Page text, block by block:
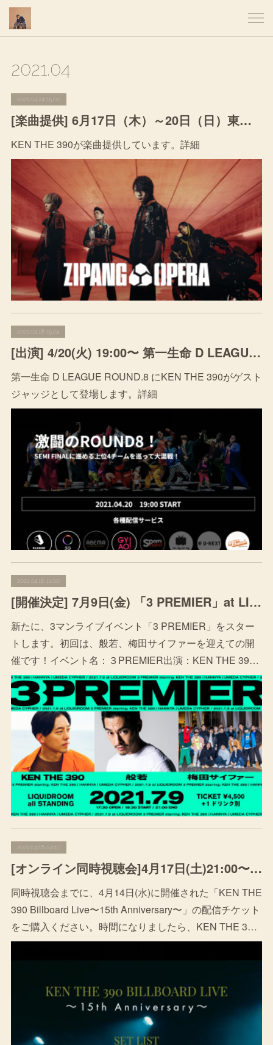
2021.04
2021.04.24 15:00
[楽曲提供] 6月17日（木）～20日（日）東京都 東京国際フォーラム ホールC「ZIPANG OPERA ACT ZERO ～暁の海～」
KEN THE 390が楽曲提供しています。詳細
2021.04.18 15:24
[出演] 4/20(火) 19:00〜 第一生命 D LEAGUE ROUND.8
第一生命 D LEAGUE ROUND.8 にKEN THE 390がゲスト
ジャッジとして登場します。詳細
2021.04.16 11:00
[開催決定] 7月9日(金) 「3 PREMIER」at LIQUIDROOM（東京 恵比寿）
新たに、3マンライブイベント「3 PREMIER」をスター
トします。初回は、般若、梅田サイファーを迎えての開
催です！イベント名：３PREMIER出演：KEN THE 39…
2021.04.16 04:10
[オンライン同時視聴会]4月17日(土)21:00〜「KEN THE 390 Billboard Live〜15th Anniversary〜」
同時視聴会までに、4月14日(水)に開催された「KEN THE
390 Billboard Live〜15th Anniversary〜」の配信チケット
をご購入ください。時間になりましたら、KEN THE 3…